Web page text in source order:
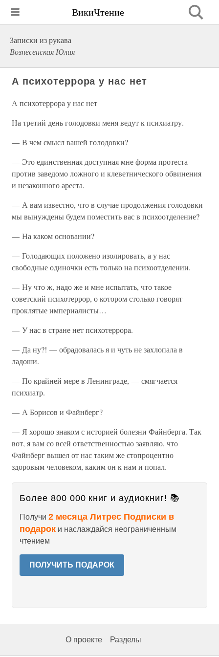
ВикиЧтение
Записки из рукава
Вознесенская Юлия
А психотеррора у нас нет
А психотеррора у нас нет
На третий день голодовки меня ведут к психиатру.
— В чем смысл вашей голодовки?
— Это единственная доступная мне форма протеста
против заведомо ложного и клеветнического обвинения
и незаконного ареста.
— А вам известно, что в случае продолжения голодовки
мы вынуждены будем поместить вас в психоотделение?
— На каком основании?
— Голодающих положено изолировать, а у нас
свободные одиночки есть только на психоотделении.
— Ну что ж, надо же и мне испытать, что такое
советский психотеррор, о котором столько говорят
проклятые империалисты…
— У нас в стране нет психотеррора.
— Да ну?! — обрадовалась я и чуть не захлопала в
ладоши.
— По крайней мере в Ленинграде, — смягчается
психиатр.
— А Борисов и Файнберг?
— Я хорошо знаком с историей болезни Файнберга. Так
вот, я вам со всей ответственностью заявляю, что
Файнберг вышел от нас таким же стопроцентно
здоровым человеком, каким он к нам и попал.
Более 800 000 книг и аудиокниг! 📚
Получи 2 месяца Литрес Подписки в
подарок и наслаждайся неограниченным
чтением
ПОЛУЧИТЬ ПОДАРОК
О проекте Разделы